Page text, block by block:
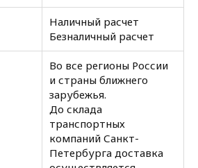
Наличный расчет
Безналичный расчет
Во все регионы России
и страны ближнего
зарубежья.
До склада
транспортных
компаний Санкт-
Петербурга доставка